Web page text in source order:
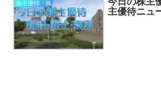
株主優待・株
主優待ニュ